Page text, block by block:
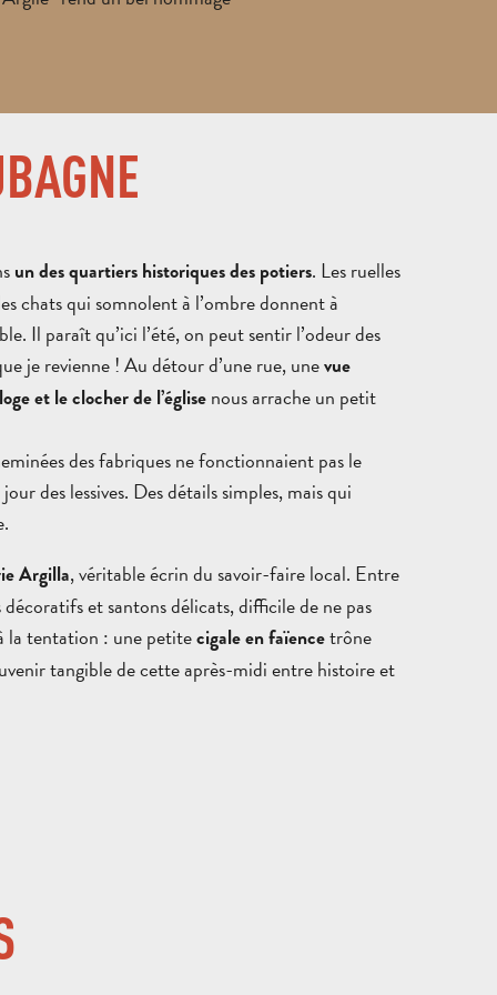
ET
SÉJOURS
ADULTES
ET
SCOLAIRES
DEMANDE
un des quartiers historiques des potiers. Les ruelles
chats qui somnolent à l’ombre donnent à
Il paraît qu’ici l’été, on peut sentir l’odeur des
je revienne ! Au détour d’une rue, unevue
et le clocher de l’églisenous arrache un petit
des fabriques ne fonctionnaient pas le
des lessives. Des détails simples, mais qui
Argilla, véritable écrin du savoir-faire local. Entre
et santons délicats, difficile de ne pas
la tentation : une petitecigale en faïencetrône
tangible de cette après-midi entre histoire et